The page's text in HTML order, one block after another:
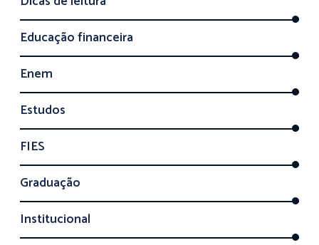
Educação financeira
Enem
Estudos
FIES
Graduação
Institucional